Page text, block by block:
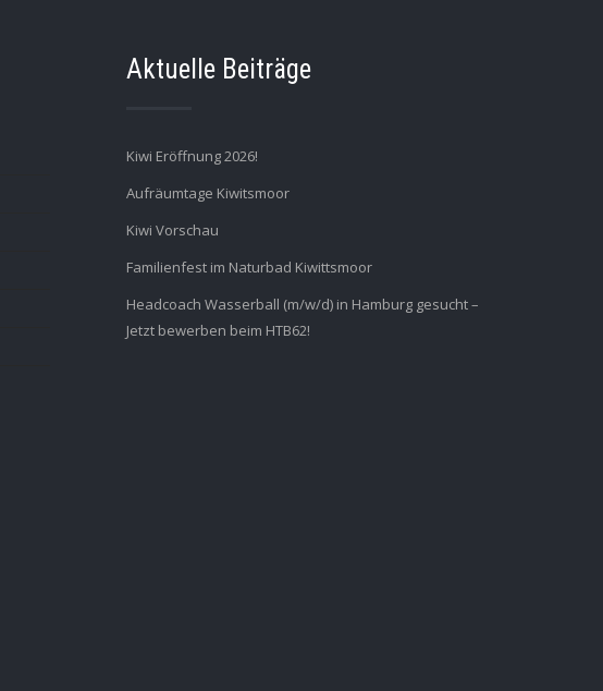
Aktuelle Beiträge
Kiwi Eröffnung 2026!
Aufräumtage Kiwitsmoor
Kiwi Vorschau
Familienfest im Naturbad Kiwittsmoor
Headcoach Wasserball (m/w/d) in Hamburg gesucht –
Jetzt bewerben beim HTB62!